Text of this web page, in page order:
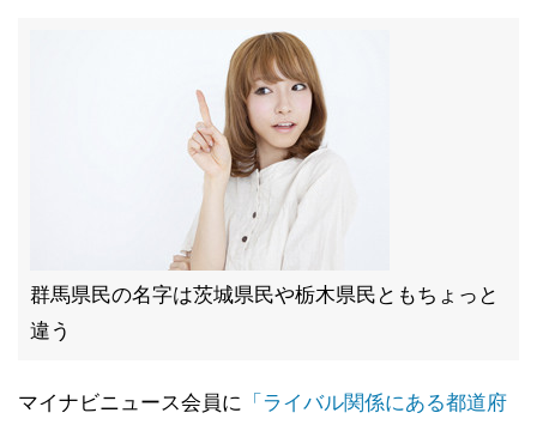
群馬県民の名字は茨城県民や栃木県民ともちょっと
違う
マイナビニュース会員に 「ライバル関係にある都道府